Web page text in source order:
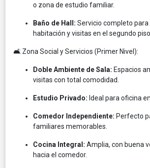
o zona de estudio familiar.
Baño de Hall: Servicio completo para
habitación y visitas en el segundo piso.
🛋️ Zona Social y Servicios (Primer Nivel):
Doble Ambiente de Sala: Espacios
visitas con total comodidad.
Estudio Privado: Ideal para oficina
Comedor Independiente: Perfecto
familiares memorables.
Cocina Integral: Amplia, con buena
hacia el comedor.